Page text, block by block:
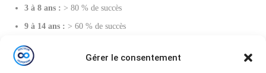
Gérer le consentement
3 à 8 ans : > 80 % de succès
9 à 14 ans : > 60 % de succès
15 ans et plus :